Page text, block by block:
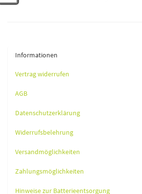
Informationen
Vertrag widerrufen
AGB
Datenschutzerklärung
Widerrufsbelehrung
Versandmöglichkeiten
Zahlungsmöglichkeiten
Hinweise zur Batterieentsorgung